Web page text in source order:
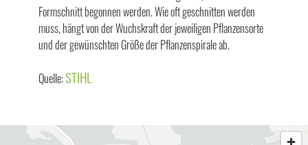
Formschnitt begonnen werden. Wie oft geschnitten werden
muss, hängt von der Wuchskraft der jeweiligen Pflanzensorte
und der gewünschten Größe der Pflanzenspirale ab.
Quelle:STIHL